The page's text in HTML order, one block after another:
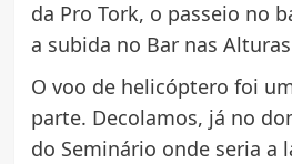
da Pro Tork, o passeio no
a subida no Bar nas
O voo de helicóptero foi
parte. Decolamos, já no
do Seminário onde seria a